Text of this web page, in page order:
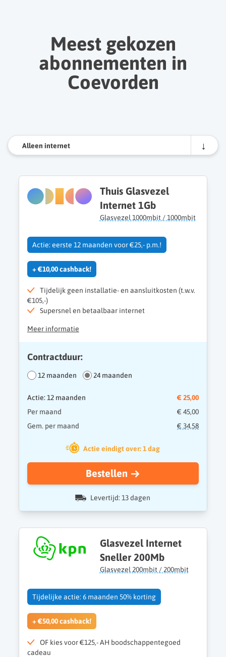
Meest gekozen
abonnementen in
Coevorden
Alleen internet
Thuis Glasvezel
Internet 1Gb
Glasvezel 1000mbit / 1000mbit
Actie: eerste 12 maanden voor €25,- p.m.!
+ €10,00 cashback!
Tijdelijk geen installatie- en aansluitkosten (t.w.v.
€105,-)
Supersnel en betaalbaar internet
Meer informatie
Contractduur:
12 maanden 24 maanden
Actie: 12 maanden
€ 25,00
Per maand
€ 45,00
Gem. per maand
€ 34,58
Actie eindigt over: 1 dag
Bestellen
Levertijd: 13 dagen
Glasvezel Internet
Sneller 200Mb
Glasvezel 200mbit / 200mbit
Tijdelijke actie: 6 maanden 50% korting
+ €50,00 cashback!
OF kies voor €125,- AH boodschappentegoed
cadeau